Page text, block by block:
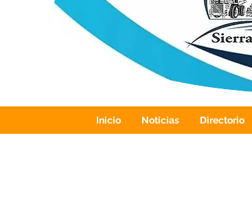
Inicio Noticias Directorio